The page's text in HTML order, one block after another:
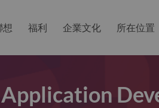
想 福利 企業文化 所在位置